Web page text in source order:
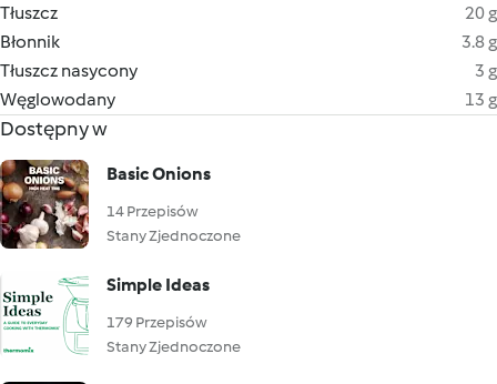
Tłuszcz
20 g
Błonnik
3.8 g
Tłuszcz nasycony
3 g
Węglowodany
13 g
Dostępny w
Basic Onions
14 Przepisów
Stany Zjednoczone
Simple Ideas
179 Przepisów
Stany Zjednoczone